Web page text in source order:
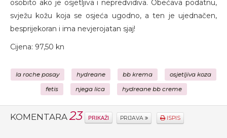
osobito ako je osjetljiva i nepredvidiva. Obećava podatnu,
svježu kožu koja se osjeća ugodno, a ten je ujednačen,
besprijekoran i ima nevjerojatan sjaj!
Cijena: 97,50 kn
la roche posay hydreane bb krema osjetljiva koza
fetis njega lica hydreane bb creme
KOMENTARA23 PRIKAŽI PRIJAVA ISPIS